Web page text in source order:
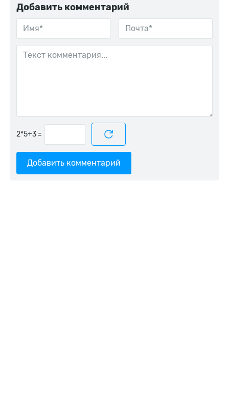
Добавить комментарий
=
Добавить комментарий